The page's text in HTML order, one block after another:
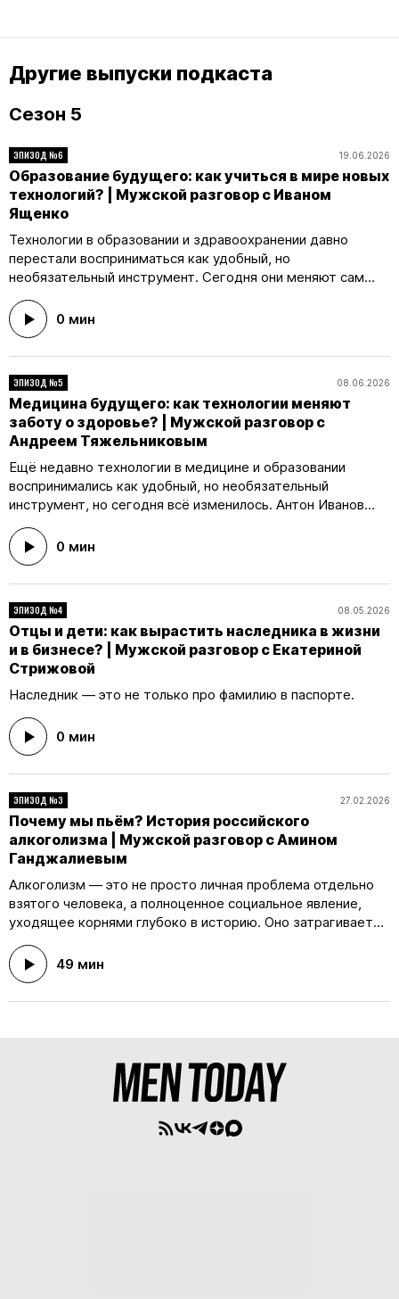
НАЖМИ И СМОТРИ
Другие выпуски подкаста
Сезон 5
ЭПИЗОД №6 19.06.2026
Образование будущего: как учиться в мире новых
технологий? | Мужской разговор с Иваном
Ященко
Технологии в образовании и здравоохранении давно
перестали восприниматься как удобный, но
необязательный инструмент. Сегодня они меняют сам
подход к обучению и заботе о здоровье, помогая врачам
и преподавателям в их работе. Чтобы понять, как именно
цифровые решения трансформируют эти сферы, Антон
Иванов встретился с столичными представителями обеих
отраслей и обсудил с ними ключевые изменения, которые
происходят прямо сейчас. Гостем нового выпуска
«Мужского разговора» стал Иван Валериевич Ященко —
российский педагог и математик, а также научный
руководитель Центра педагогического мастерства.
Какую роль в образовательной системе играют
современные технологии? Как на процесс обучения
влияет семейное воспитание? И какое будущее ждёт
разговоре».
0 мин
ЭПИЗОД №5 08.06.2026
Медицина будущего: как технологии меняют
заботу о здоровье? | Мужской разговор с
Андреем Тяжельниковым
Ещё недавно технологии в медицине и образовании
воспринимались как удобный, но необязательный
инструмент, но сегодня всё изменилось. Антон Иванов
решил встретиться со столичными представителями этих
сфер, чтобы разобраться в том, как современные
технологии меняют сам подход к обучению и заботе о
здоровье. Гостем нового выпуска «Мужского разговора»
стал Андрей Тяжельников — доктор медицинских наук и
главный внештатный специалист по первичной медико-
санитарной помощи Департамента здравоохранения
города Москвы. В беседе с ним главный редактор Men
Today обсудил изменения в московском здравоохранении,
роль искусственного интеллекта и других цифровых
медицины.
0 мин
ЭПИЗОД №4 08.05.2026
Отцы и дети: как вырастить наследника в жизни
и в бизнесе? | Мужской разговор с Екатериной
Стрижовой
Наследник — это не только про фамилию в паспорте.
0 мин
ЭПИЗОД №3 27.02.2026
Почему мы пьём? История российского
алкоголизма | Мужской разговор с Амином
Ганджалиевым
Алкоголизм — это не просто личная проблема отдельно
взятого человека, а полноценное социальное явление,
уходящее корнями глубоко в историю. Оно затрагивает
все слои общества, маскируясь под традицию, способ
расслабиться или, например, атрибут творческой натуры.
Но почему вообще мы пьём? В новом выпуске подкаста
«Мужской разговор» главный редактор Men Today Антон
Rehab Family Амином Ганджалиевым, чтобы обсудить
историю этого заболевания в России. Как на протяжении
культуре? Есть ли разница между мужчинами и
49 мин